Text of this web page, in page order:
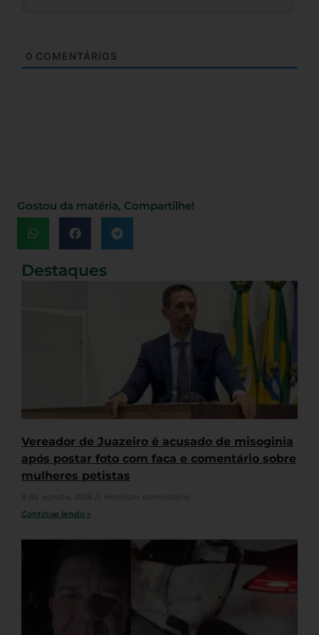
0 COMENTÁRIOS
Gostou da matéria, Compartilhe!
Destaques
Vereador de Juazeiro é acusado de misoginia
após postar foto com faca e comentário sobre
mulheres petistas
Continue lendo »